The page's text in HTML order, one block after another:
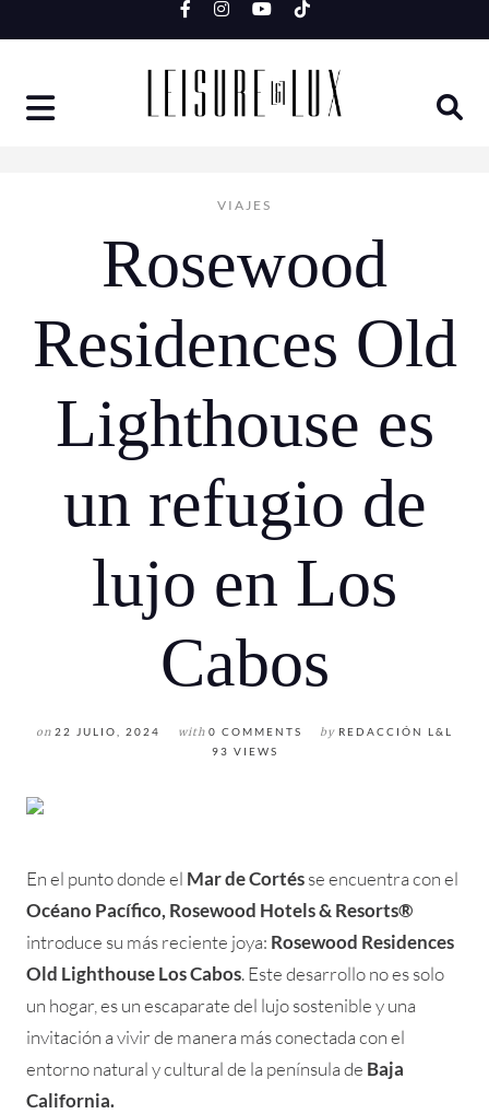
to
VIAJES
Rosewood
Residences Old
Lighthouse es
un refugio de
lujo en Los
Cabos
on 22 JULIO, 2024 with 0 COMMENTS by REDACCIÓN L&L
93 VIEWS
En el punto donde el Mar de Cortésse encuentra con el
Océano Pacífico, Rosewood Hotels & Resorts®
introduce su más reciente joya: Rosewood Residences
Old Lighthouse Los Cabos. Este desarrollo no es solo
un hogar, es un escaparate del lujo sostenible y una
invitación a vivir de manera más conectada con el
entorno natural y cultural de la península de Baja
California.